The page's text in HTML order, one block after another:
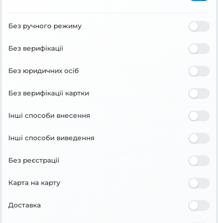
Без ручного режиму
Без верифікації
Без юридичних осіб
Без верифікації картки
Інші способи внесення
Інші способи виведення
Без реєстрації
Карта на карту
Доставка